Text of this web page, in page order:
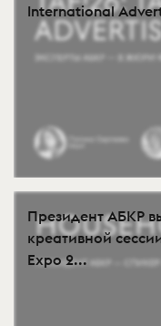
International
Президент АБКР
креативной
Expo 2...